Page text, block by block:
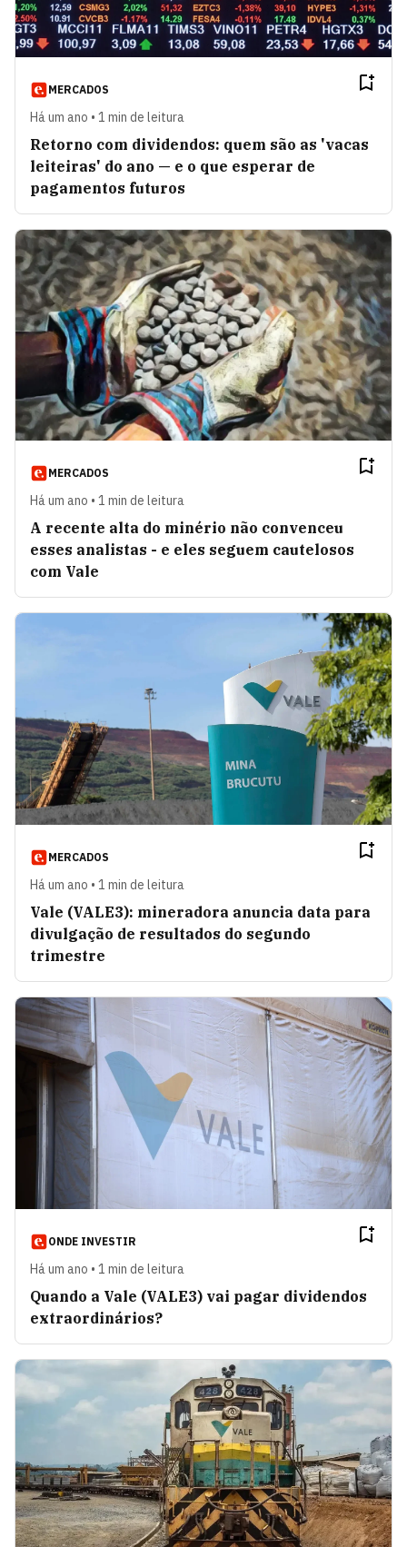
MERCADOS
Há um ano • 1 min de leitura
Retorno com dividendos: quem são as 'vacas
leiteiras' do ano — e o que esperar de
pagamentos futuros
MERCADOS
Há um ano • 1 min de leitura
A recente alta do minério não convenceu
esses analistas - e eles seguem cautelosos
com Vale
MERCADOS
Há um ano • 1 min de leitura
Vale (VALE3): mineradora anuncia data para
divulgação de resultados do segundo
trimestre
ONDE INVESTIR
Há um ano • 1 min de leitura
Quando a Vale (VALE3) vai pagar dividendos
extraordinários?